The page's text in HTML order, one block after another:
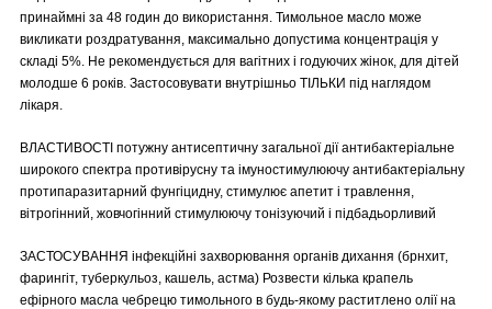
принаймні за 48 годин до використання. Тимольное масло може
викликати роздратування, максимально допустима концентрація у
складі 5%. Не рекомендується для вагітних і годуючих жінок, для дітей
молодше 6 років. Застосовувати внутрішньо ТІЛЬКИ під наглядом
лікаря.
ВЛАСТИВОСТІ потужну антисептичну загальної дії антибактеріальне
широкого спектра противірусну та імуностимулюючу антибактеріальну
протипаразитарний фунгіцидну, стимулює апетит і травлення,
вітрогінний, жовчогінний стимулюючу тонізуючий і підбадьорливий
ЗАСТОСУВАННЯ інфекційні захворювання органів дихання (брнхит,
фарингіт, туберкульоз, кашель, астма) Розвести кілька крапель
ефірного масла чебрецю тимольного в будь-якому раститлено олії на